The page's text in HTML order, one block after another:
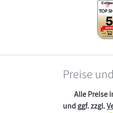
Preise
Alle Preise
und ggf. zzgl.